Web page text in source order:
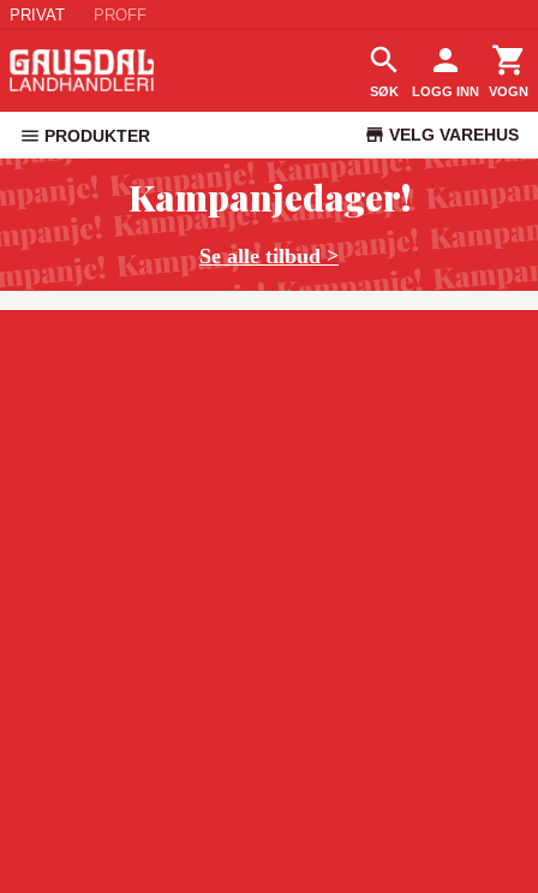
PRIVAT PROFF
SØK LOGG INN VOGN
PRODUKTER VELG VAREHUS
KUNDESERVICE
Kampanjedager!
Se alle tilbud >